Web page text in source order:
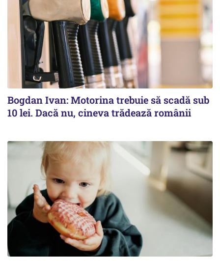
Bogdan Ivan: Motorina trebuie să scadă sub
10 lei. Dacă nu, cineva trădează românii